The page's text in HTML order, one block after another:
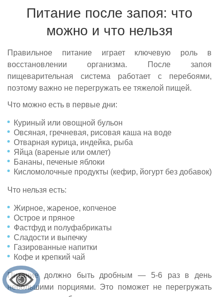
Питание после запоя: что
можно и что нельзя
Правильное питание играет ключевую роль в
восстановлении организма. После запоя
пищеварительная система работает с перебоями,
поэтому важно не перегружать ее тяжелой пищей.
Что можно есть в первые дни:
Куриный или овощной бульон
Овсяная, гречневая, рисовая каша на воде
Отварная курица, индейка, рыба
Яйца (вареные или омлет)
Бананы, печеные яблоки
Кисломолочные продукты (кефир, йогурт без добавок)
Что нельзя есть:
Жирное, жареное, копченое
Острое и пряное
Фастфуд и полуфабрикаты
Сладости и выпечку
Газированные напитки
Кофе и крепкий чай
Питание должно быть дробным — 5-6 раз в день
небольшими порциями. Это поможет не перегружать